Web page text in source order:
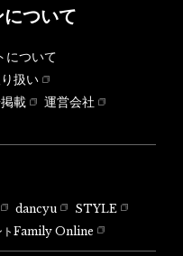
ついて
について
扱い
載
運営会社
dancyu
STYLE
トFamily Online